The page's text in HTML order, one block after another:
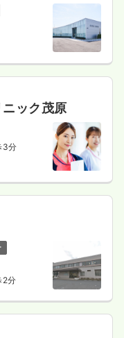
ック茂原
3分
2分